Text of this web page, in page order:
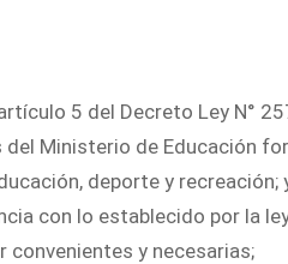
5 del Decreto Ley N°
Ministerio de Educación
deporte y
con lo establecido por la
y necesarias;